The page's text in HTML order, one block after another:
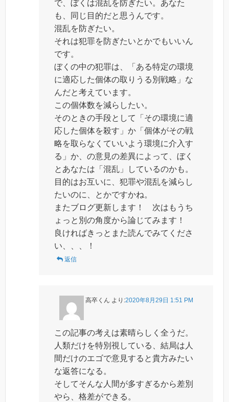
で、ぼくは混乱を防ぎたい。あなた
も、同じ目的だと思うんです。
混乱を防ぎたい。
それは犯罪を防ぎたいとかでもいいん
です。
ぼくの中の犯罪は、「ある特定の環境
に適応した個体の取りうる別戦略」な
んだと考えています。
この個体数を減らしたい。
そのときの手段として「その環境に適
応した個体を殺す」か「個体がその戦
略を取らなくていいよう環境に介入す
る」か、の意見の差異によって、ぼく
とあなたは「混乱」しているのかも。
目的はお互いに、犯罪や混乱を減らし
たいのに、とかですかね。
またブログ更新します！ 次はもうち
ょっと別の角度から論じてみます！
良ければきっとまた読んでみてくださ
い、、、！
返信
高卒くん より:2020年8月29日 1:51 PM
この記事の考えは素晴らしく全うだ。
人類だけを特別視している、結局は人
間だけのエゴで意見すると貴方みたい
な返答になる。
そしてそんな人間が多すぎるから差別
やら、格差ができる。